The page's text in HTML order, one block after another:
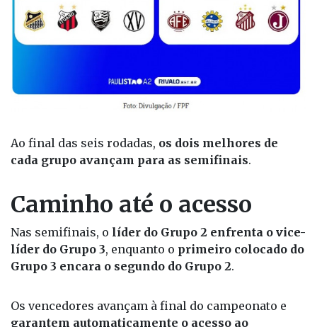
cada grupo avançam para as semifinais.
Caminho até o acesso
Nas semifinais, o líder do Grupo 2 enfrenta o vice-
Grupo 3 encara o segundo do Grupo 2.